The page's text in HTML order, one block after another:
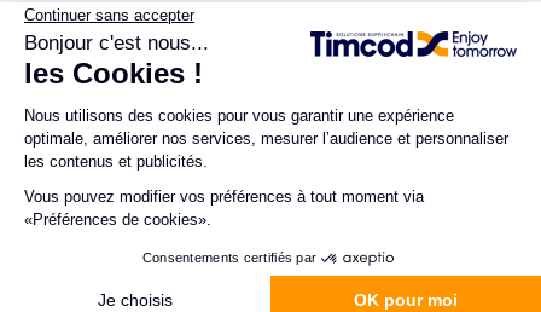
1 configuration possible.
La gamme Zebra DS82 offre des scanners 1D/2D ultra-rapides,
robustes et disponibles en version RFID pour booster la
productivité et la traçabilité de toutes vos opérations.
Comparer